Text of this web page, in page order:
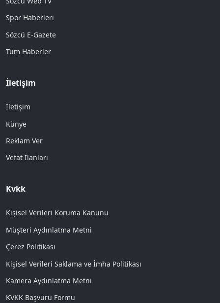
Spor Haberleri
Sözcü E-Gazete
Tüm Haberler
İletişim
İletişim
Künye
Reklam Ver
Vefat İlanları
Kvkk
Kişisel Verileri Koruma Kanunu
Müşteri Aydınlatma Metni
Çerez Politikası
Kişisel Verileri Saklama ve İmha Politikası
Kamera Aydınlatma Metni
KVKK Başvuru Formu